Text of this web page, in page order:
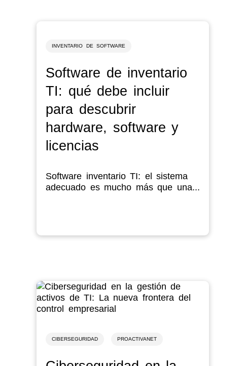
INVENTARIO DE SOFTWARE
Software de inventario
TI: qué debe incluir
para descubrir
hardware, software y
licencias
Software inventario TI: el sistema
adecuado es mucho más que una...
CIBERSEGURIDAD PROACTIVANET